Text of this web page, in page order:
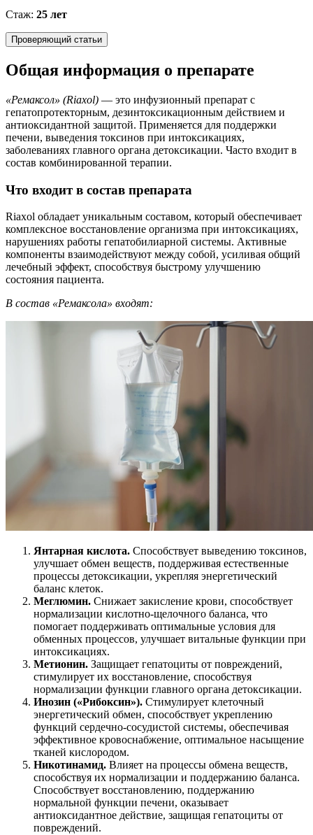
Стаж: 25 лет
Проверяющий статьи
Общая информация о препарате
«Ремаксол» (Riaxol) — это инфузионный препарат с
гепатопротекторным, дезинтоксикационным действием и
антиоксидантной защитой. Применяется для поддержки
печени, выведения токсинов при интоксикациях,
заболеваниях главного органа детоксикации. Часто входит в
состав комбинированной терапии.
Что входит в состав препарата
Riaxol обладает уникальным составом, который обеспечивает
комплексное восстановление организма при интоксикациях,
нарушениях работы гепатобилиарной системы. Активные
компоненты взаимодействуют между собой, усиливая общий
лечебный эффект, способствуя быстрому улучшению
состояния пациента.
В состав «Ремаксола» входят:
Янтарная кислота. Способствует выведению токсинов,
улучшает обмен веществ, поддерживая естественные
процессы детоксикации, укрепляя энергетический
баланс клеток.
Меглюмин. Снижает закисление крови, способствует
нормализации кислотно-щелочного баланса, что
помогает поддерживать оптимальные условия для
обменных процессов, улучшает витальные функции при
интоксикациях.
Метионин. Защищает гепатоциты от повреждений,
стимулирует их восстановление, способствуя
нормализации функции главного органа детоксикации.
Инозин («Рибоксин»). Стимулирует клеточный
энергетический обмен, способствует укреплению
функций сердечно-сосудистой системы, обеспечивая
эффективное кровоснабжение, оптимальное насыщение
тканей кислородом.
Никотинамид. Влияет на процессы обмена веществ,
способствуя их нормализации и поддержанию баланса.
Способствует восстановлению, поддержанию
нормальной функции печени, оказывает
антиоксидантное действие, защищая гепатоциты от
повреждений.